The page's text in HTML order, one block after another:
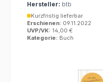
Hersteller: btb
Kurzfristig lieferbar
Erschienen: 09.11.2022
UVP/VK: 14,00 €
Kategorie: Buch